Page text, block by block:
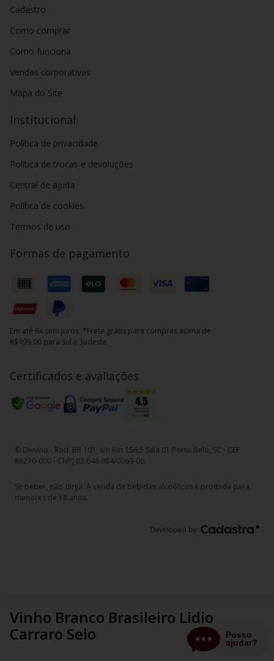
Vinho Branco Brasileiro Lidio
Carraro Selo
Cadastro
Como comprar
Como funciona
Vendas corporativas
Mapa do Site
Institucional
Política de privacidade
Política de trocas e devoluções
Central de ajuda
Política de cookies
Termos de uso
Formas de pagamento
Em até 6x sem juros. *Frete grátis para compras acima de
R$499,00 para Sul e Sudeste
Certificados e avaliações
© Divvino - Rod. BR 101, s/n Km 156,5 Sala 01 Porto Belo, SC - CEP
88210-000 - CNPJ 83.646.984/0069-06.
Se beber, não dirija. A venda de bebidas alcoólicas é proibida para
menores de 18 anos.